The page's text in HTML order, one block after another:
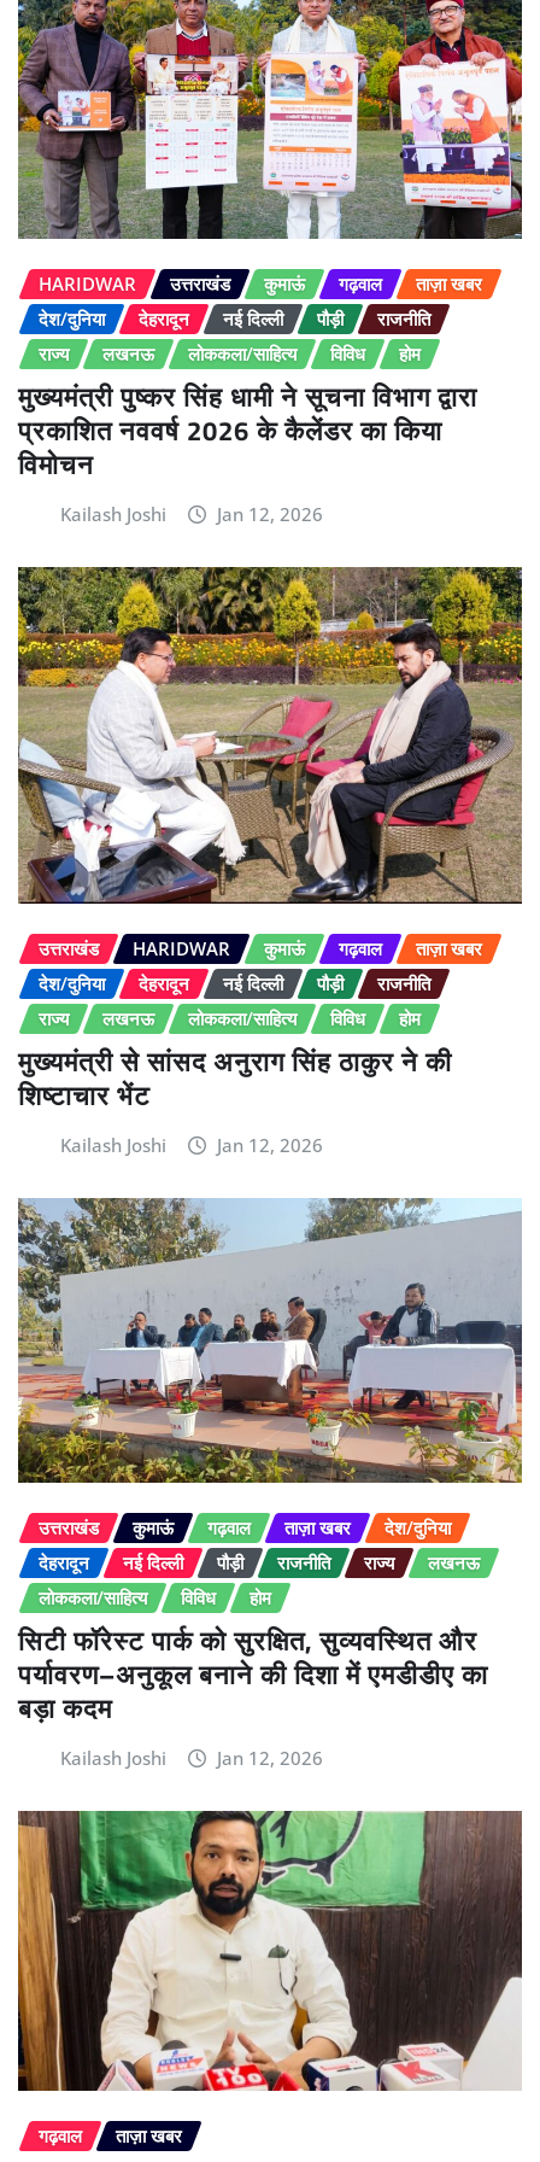
HARIDWAR उत्तराखंड कुमाऊं गढ़वाल
ताज़ा खबर
देश/दुनिया
देहरादून नई दिल्ली पौड़ी
राजनीति
राज्य
लखनऊ लोककला/साहित्य विविध होम
मुख्यमंत्री पुष्कर सिंह धामी ने सूचना विभाग द्वारा
प्रकाशित नववर्ष 2026 के कैलेंडर का किया
विमोचन
Kailash Joshi Jan 12, 2026
उत्तराखंड HARIDWAR कुमाऊं गढ़वाल
ताज़ा खबर
देश/दुनिया
देहरादून नई दिल्ली पौड़ी
राजनीति
राज्य
लखनऊ लोककला/साहित्य विविध होम
मुख्यमंत्री से सांसद अनुराग सिंह ठाकुर ने की
शिष्टाचार भेंट
Kailash Joshi Jan 12, 2026
उत्तराखंड कुमाऊं गढ़वाल ताज़ा खबर
देश/दुनिया
देहरादून
नई दिल्ली पौड़ी राजनीति राज्य
लखनऊ
लोककला/साहित्य
विविध होम
सिटी फॉरेस्ट पार्क को सुरक्षित, सुव्यवस्थित और
पर्यावरण–अनुकूल बनाने की दिशा में एमडीडीए का
बड़ा कदम
Kailash Joshi Jan 12, 2026
गढ़वाल ताज़ा खबर